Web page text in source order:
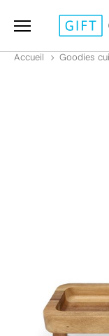
Accueil Goodies